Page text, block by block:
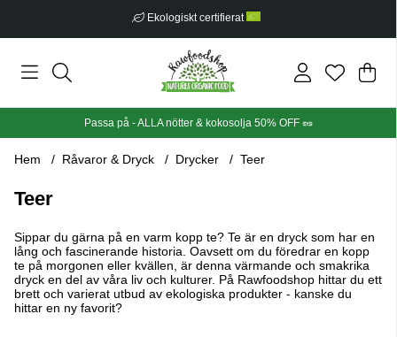
Fri frakt från 499 kr
Din
.
Passa på - ALLA nötter & kokosolja 50% OFF 🥜
Hem Råvaror & Dryck Drycker Teer
Teer
Sippar du gärna på en varm kopp te? Te är en dryck som har en
lång och fascinerande historia. Oavsett om du föredrar en kopp
te på morgonen eller kvällen, är denna värmande och smakrika
dryck en del av våra liv och kulturer. På Rawfoodshop hittar du ett
brett och varierat utbud av ekologiska produkter - kanske du
hittar en ny favorit?